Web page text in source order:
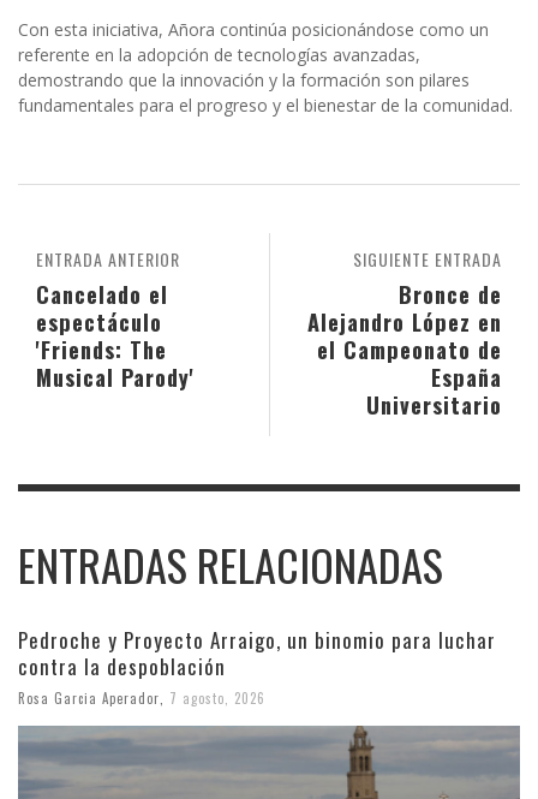
Con esta iniciativa, Añora continúa posicionándose como un
referente en la adopción de tecnologías avanzadas,
demostrando que la innovación y la formación son pilares
fundamentales para el progreso y el bienestar de la comunidad.
SIGUIENTE ENTRADA
Bronce de
Alejandro López en
el Campeonato de
España
Universitario
ENTRADA ANTERIOR
Cancelado el
espectáculo
'Friends: The
Musical Parody'
ENTRADAS RELACIONADAS
Pedroche y Proyecto Arraigo, un binomio para luchar
contra la despoblación
Rosa Garcia Aperador 7 agosto, 2026